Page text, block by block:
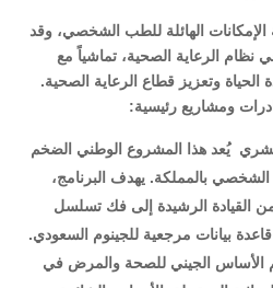
الإمكانات الهائلة للطب الشخصي، وقد
الرعاية الصحية، تماشياً مع
جودة الحياة وتعزيز قطاع الرعاية الصحية.
ومشاريع رئيسية:
يُعد هذا المشروع الوطني الضخم
بالمملكة. يهدف البرنامج،
القيادة الرشيدة إلى فك تسلسل
بيانات مرجعية للجينوم السعودي.
الأساس الجيني للصحة والمرض في